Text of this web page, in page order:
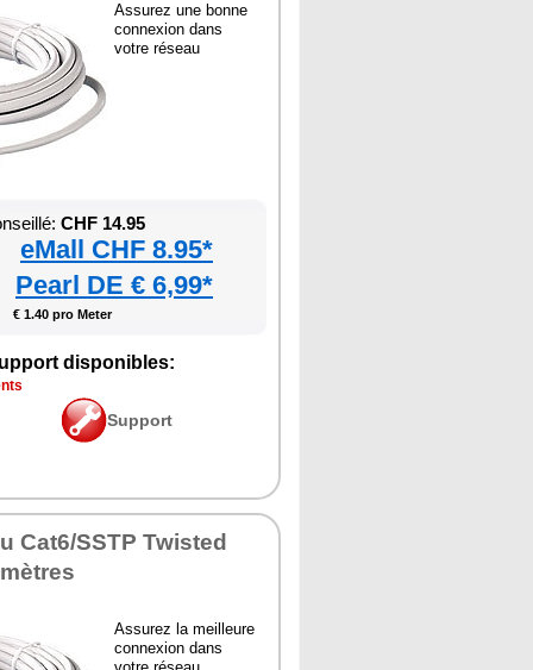
Assurez une bonne
connexion dans
votre réseau
CHF 14.95
eMall CHF 8.95*
Pearl DE € 6,99*
€ 1.40 pro Meter
disponibles:
Support
Cat6/SSTP Twisted
Assurez la meilleure
connexion dans